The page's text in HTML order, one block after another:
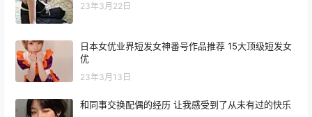
23年3月22日
日本女优业界短发女神番号作品推荐 15大顶级短发女
优
23年3月13日
和同事交换配偶的经历 让我感受到了从未有过的快乐